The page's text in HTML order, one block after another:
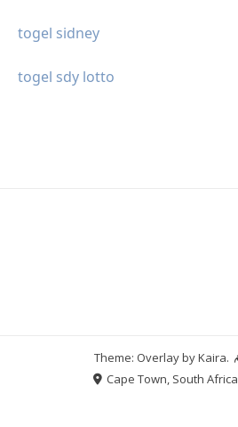
togel sidney
togel sdy lotto
Theme: Overlay byKaira.
Cape Town, South Africa